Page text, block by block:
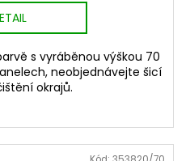
s vyráběnou výškou 70
neobjednávejte šicí
okrajů.